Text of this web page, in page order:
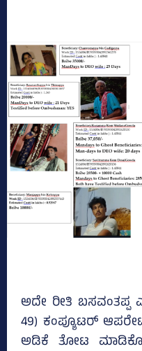
ಅದೇ ರೀತಿ
49) ಕಂಪ್ಯೂಟರ್
ಅಡಿಕೆ ತೋಟ